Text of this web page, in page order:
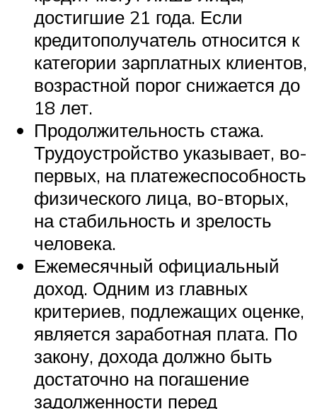
достигшие 21 года. Если
кредитополучатель относится к
категории зарплатных клиентов,
возрастной порог снижается до
18 лет.
Продолжительность стажа.
Трудоустройство указывает, во-
первых, на платежеспособность
физического лица, во-вторых,
на стабильность и зрелость
человека.
Ежемесячный официальный
доход. Одним из главных
критериев, подлежащих оценке,
является заработная плата. По
закону, дохода должно быть
достаточно на погашение
задолженности перед